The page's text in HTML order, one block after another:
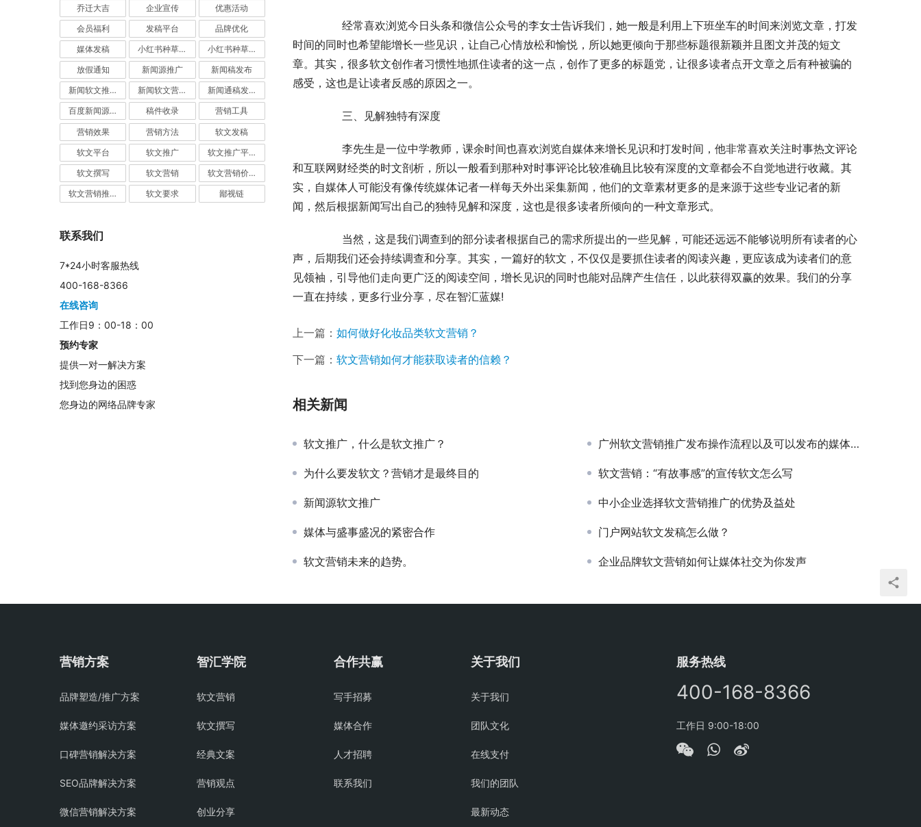
时间的同时也希望能增长一些见识，让自己心情放松和愉悦，所以她更倾向于那些标题很新颖并且图文并茂的短文
章。其实，很多软文创作者习惯性地抓住读者的这一点，创作了更多的标题党，让很多读者点开文章之后有种被骗的
感受，这也是让读者反感的原因之一。
	　　三、见解独特有深度
和互联网财经类的时文剖析，所以一般看到那种对时事评论比较准确且比较有深度的文章都会不自觉地进行收藏。其
实，自媒体人可能没有像传统媒体记者一样每天外出采集新闻，他们的文章素材更多的是来源于这些专业记者的新
闻，然后根据新闻写出自己的独特见解和深度，这也是很多读者所倾向的一种文章形式。
声，后期我们还会持续调查和分享。其实，一篇好的软文，不仅仅是要抓住读者的阅读兴趣，更应该成为读者们的意
见领袖，引导他们走向更广泛的阅读空间，增长见识的同时也能对品牌产生信任，以此获得双赢的效果。我们的分享
一直在持续，更多行业分享，尽在智汇蓝媒!
上一篇： 如何做好化妆品类软文营销？
下一篇： 软文营销如何才能获取读者的信赖？
相关新闻
软文推广，什么是软文推广？ 广州软文营销推广发布操作流程以及可以发布的媒体资源
为什么要发软文？营销才是最终目的 软文营销：“有故事感”的宣传软文怎么写
新闻源软文推广 中小企业选择软文营销推广的优势及益处
媒体与盛事盛况的紧密合作 门户网站软文发稿怎么做？
软文营销未来的趋势。 企业品牌软文营销如何让媒体社交为你发声
乔迁大吉 企业宣传 优惠活动
会员福利 发稿平台 品牌优化
媒体发稿 小红书种草推广 小红书种草营销
放假通知 新闻源推广 新闻稿发布
新闻软文推广发稿 新闻软文营销推广 新闻通稿发布推广
百度新闻源发布 稿件收录 营销工具
营销效果 营销方法 软文发稿
软文平台 软文推广 软文推广平台
软文撰写 软文营销 软文营销价值
软文营销推广 软文要求 鄙视链
联系我们
7*24小时客服热线
400-168-8366
在线咨询
工作日9：00-18：00
预约专家
提供一对一解决方案
找到您身边的困惑
您身边的网络品牌专家
营销方案
品牌塑造/推广方案
媒体邀约采访方案
口碑营销解决方案
SEO品牌解决方案
微信营销解决方案
智汇学院
软文营销
软文撰写
经典文案
营销观点
创业分享
合作共赢
写手招募
媒体合作
人才招聘
联系我们
关于我们
关于我们
团队文化
在线支付
我们的团队
最新动态
服务热线
400-168-8366
工作日 9:00-18:00